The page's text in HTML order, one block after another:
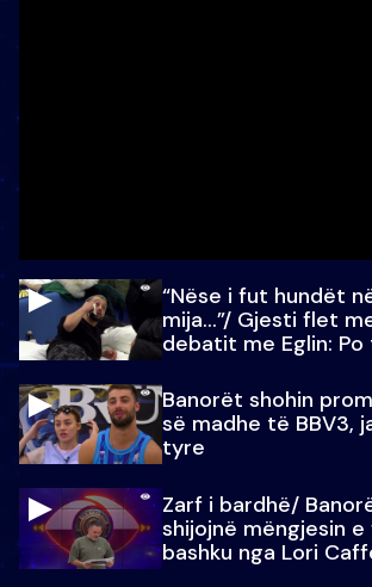
“Nëse i fut hundët
mija…”/ Gjesti flet
debatit me Eglin: Po
Banorët shohin
së madhe të BBV3,
tyre
Zarf i bardhë/
shijojnë mëngjesin
bashku nga Lori